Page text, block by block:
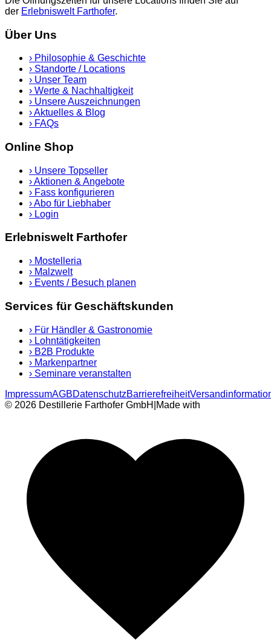
der Erlebniswelt Farthofer.
Über Uns
› Philosophie & Geschichte
› Standorte / Locations
› Unser Team
› Werte & Nachhaltigkeit
› Unsere Auszeichnungen
›Aktuelles & Blog
› FAQs
Online Shop
› Unsere Topseller
›Aktionen & Angebote
› Fass konfigurieren
›Abo für Liebhaber
› Login
Erlebniswelt Farthofer
› Mostelleria
› Malzwelt
› Events / Besuch planen
Services für Geschäftskunden
› Für Händler & Gastronomie
› Lohntätigkeiten
› B2B Produkte
› Markenpartner
› Seminare veranstalten
ImpressumAGBDatenschutzBarrierefreiheit
© 2026 Destillerie Farthofer GmbH Made with